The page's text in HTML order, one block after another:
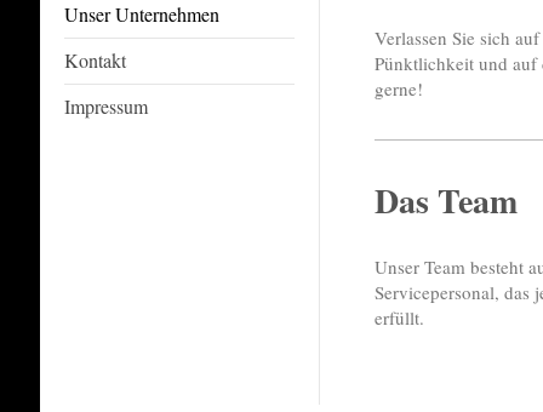
Unser Unternehmen
Kontakt
Impressum
Verlassen Sie sich
Pünktlichkeit und auf
gerne!
Das Team
Unser Team besteht
Servicepersonal, das
erfüllt.